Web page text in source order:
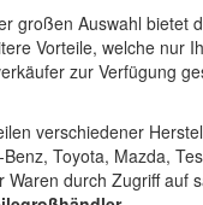
großen Auswahl bietet
Vorteile, welche nur
zur Verfügung
verschiedener
Toyota, Mazda,
Waren durch Zugriff auf